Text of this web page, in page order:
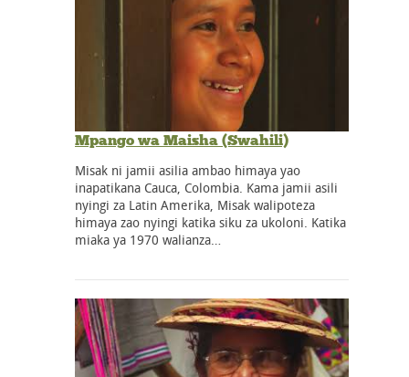
Mpango wa Maisha (Swahili)
Misak ni jamii asilia ambao himaya yao
inapatikana Cauca, Colombia. Kama jamii asili
nyingi za Latin Amerika, Misak walipoteza
himaya zao nyingi katika siku za ukoloni. Katika
miaka ya 1970 walianza…